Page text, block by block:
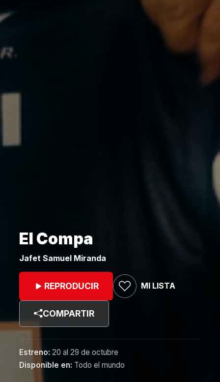
El Compa
Jafet Samuel Miranda
REPRODUCIR MI LISTA
COMPARTIR
Estreno: 20 al 29 de octubre
Disponible en: Todo el mundo